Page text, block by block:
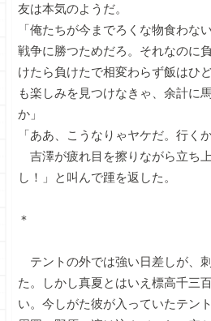
友は本気のようだ。
「俺たちが今までろくな物食わな
戦争に勝つためだろ。それなのに
けたら負けたで相変わらず飯はひ
も楽しみを見つけなきゃ、余計に
か」
「ああ、こうなりゃヤケだ。行くか
吉澤が疲れ目を擦りながら立ち
し！」と叫んで踵を返した。
＊
テントの外では強い日差しが、
た。しかし真夏とはいえ標高千三
い。今しがた彼が入っていたテン